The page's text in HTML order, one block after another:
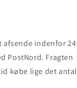
indenfor 24
PostNord. Fragten
købe lige det antal